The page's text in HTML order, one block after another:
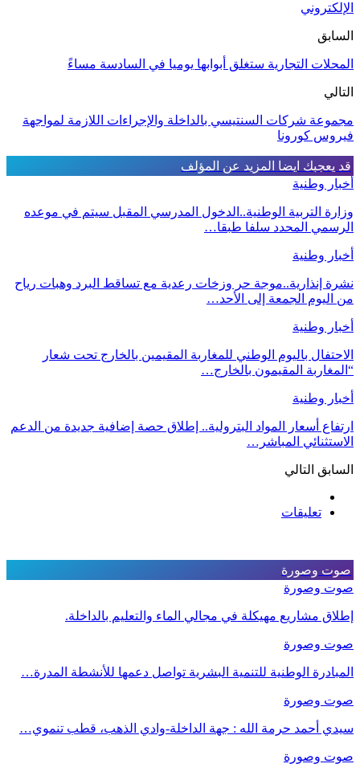
الإلكتروني
السابق
المحلات التجارية ستغلق أبوابها يوميا في السادسة مساءََ
التالي
مجموعة شركات السنتيسي بالداخلة والإجراءات اللازمة لمواجهة
فيروس كورونا
قد يعجبك ايضا المزيد عن المؤلف
أخبار وطنية
وزارة التربية الوطنية..الدخول المدرسي المقبل سیتم في موعده
الرسمي المحدد سلفا طبقا…
أخبار وطنية
نشرة إنذارية..موجة حر وزخات رعدية مع تساقط البرد وهبات رياح
من اليوم الجمعة إلى الأحد…
أخبار وطنية
الاحتفال باليوم الوطني للمغاربة المقيمين بالخارج تحت شعار
“المغاربة المقيمون بالخارج…
أخبار وطنية
ارتفاع أسعار المواد البترولية.. إطلاق حصة إضافية جديدة من الدعم
الاستثنائي المباشر…
السابق التالي
تعليقات
صوت وصورة
صوت وصورة
إطلاق مشاريع مهيكلة في مجالي الماء والتعليم بالداخلة.
صوت وصورة
المبادرة الوطنية للتنمية البشرية تواصل دعمها للأنشطة المدرة…
صوت وصورة
سيدي أحمد حرمة الله : جهة الداخلة-وادي الذهب، قطب تنموي…
صوت وصورة